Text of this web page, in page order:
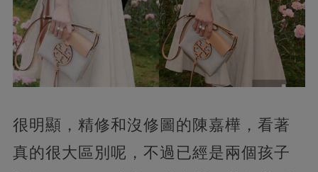
很明顯，精修和沒修圖的陳嘉樺，看著
真的很大區別呢，不過已經是兩個孩子